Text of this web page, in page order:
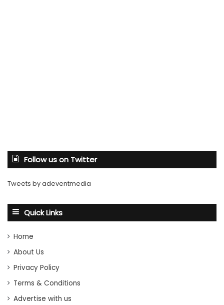
Follow us on Twitter
Tweets by adeventmedia
Quick Links
Home
About Us
Privacy Policy
Terms & Conditions
Advertise with us